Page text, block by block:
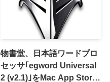
物書堂、日本語ワードプロ
セッサ｢egword Universal
2 (v2.1)｣をMac App Store